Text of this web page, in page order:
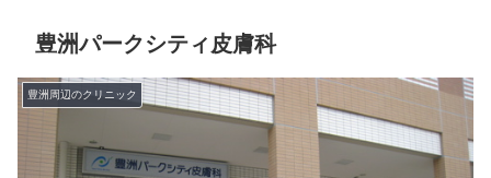
豊洲パークシティ皮膚科
豊洲周辺のクリニック